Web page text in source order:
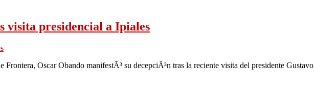
visita presidencial a Ipiales
Oscar Obando manifestÃ³ su decepciÃ³n tras la reciente visita del presidente Gustavo